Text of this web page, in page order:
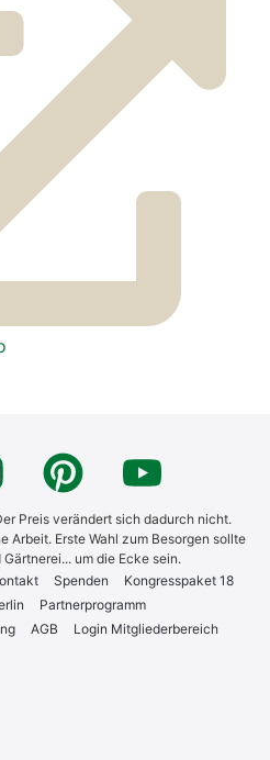
Preis verändert sich dadurch nicht.
Arbeit. Erste Wahl zum Besorgen sollte
um die Ecke sein.
Spen­den
Kon­gress­pa­ket 18
Part­ner­pro­gramm
AGB Log­in Mit­glie­der­be­reich